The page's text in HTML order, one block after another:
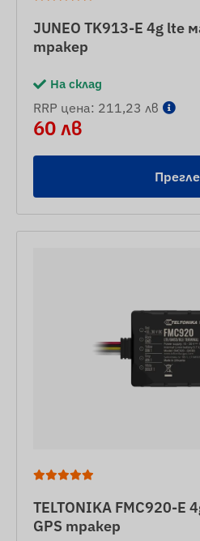
JUNEO TK913-E 4g lte
тракер
На склад
RRP цена: 211,23 лв
60 лв
TELTONIKA FMC920-E
GPS тракер